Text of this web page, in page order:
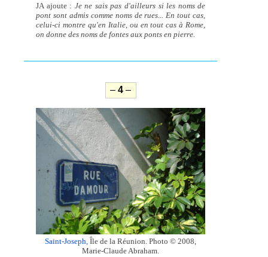
JA ajoute : Je ne sais pas d'ailleurs si les noms de
pont sont admis comme noms de rues... En tout cas,
celui-ci montre qu'en Italie, ou en tout cas à Rome,
on donne des noms de fontes aux ponts en pierre.
–4 –
Saint-Joseph, Île de la Réunion. Photo © 2008,
Marie-Claude Abraham.